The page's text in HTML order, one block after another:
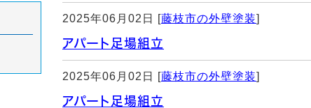
2025年06月02日 [藤枝市の外壁塗装]
アパート足場組立
2025年06月02日 [藤枝市の外壁塗装]
アパート足場組立